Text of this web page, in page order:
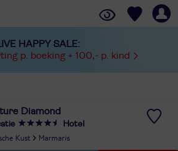
HAPPY SALE:
p. boeking + 100,- p. kind
Diamond
Hotel
Kust
Marmaris